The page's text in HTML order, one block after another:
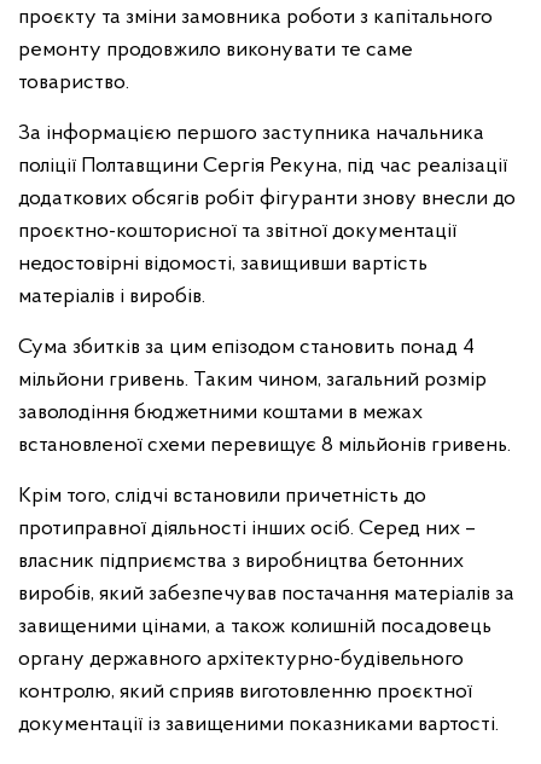
проєкту та зміни замовника роботи з капітального
ремонту продовжило виконувати те саме
товариство.
За інформацією першого заступника начальника
поліції Полтавщини Сергія Рекуна, під час реалізації
додаткових обсягів робіт фігуранти знову внесли до
проєктно-кошторисної та звітної документації
недостовірні відомості, завищивши вартість
матеріалів і виробів.
Сума збитків за цим епізодом становить понад 4
мільйони гривень. Таким чином, загальний розмір
заволодіння бюджетними коштами в межах
встановленої схеми перевищує 8 мільйонів гривень.
Крім того, слідчі встановили причетність до
протиправної діяльності інших осіб. Серед них –
власник підприємства з виробництва бетонних
виробів, який забезпечував постачання матеріалів за
завищеними цінами, а також колишній посадовець
органу державного архітектурно-будівельного
контролю, який сприяв виготовленню проєктної
документації із завищеними показниками вартості.